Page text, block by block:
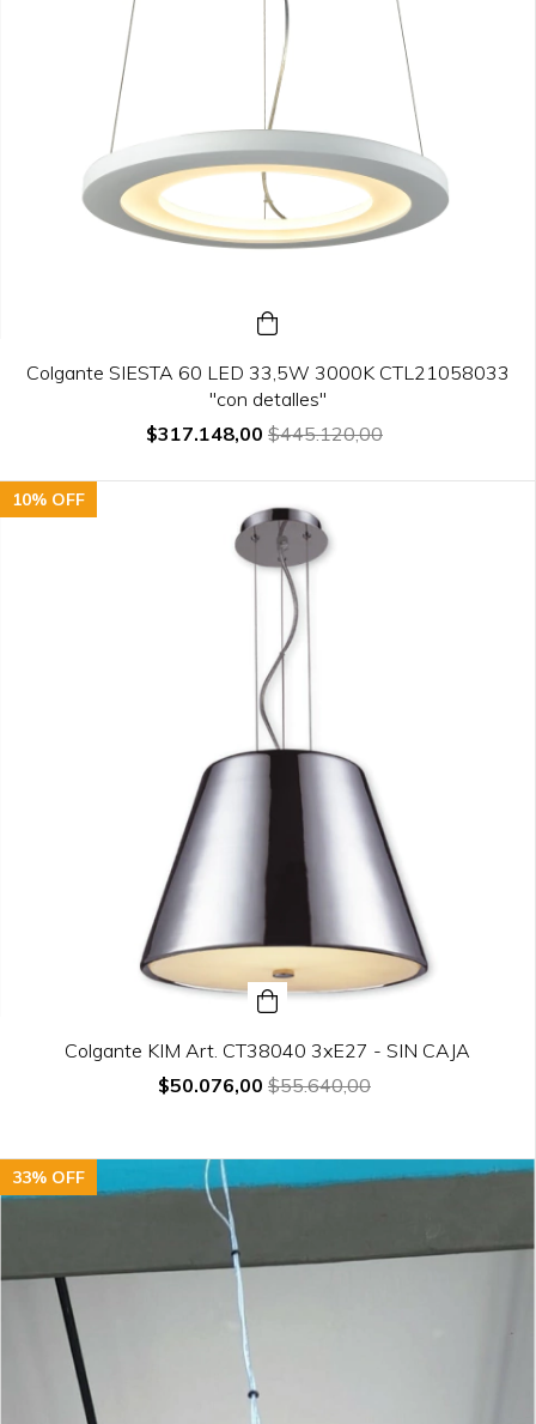
Colgante SIESTA 60 LED 33,5W 3000K CTL21058033
"con detalles"
$317.148,00 $445.120,00
10% OFF
Colgante KIM Art. CT38040 3xE27 - SIN CAJA
$50.076,00 $55.640,00
33% OFF